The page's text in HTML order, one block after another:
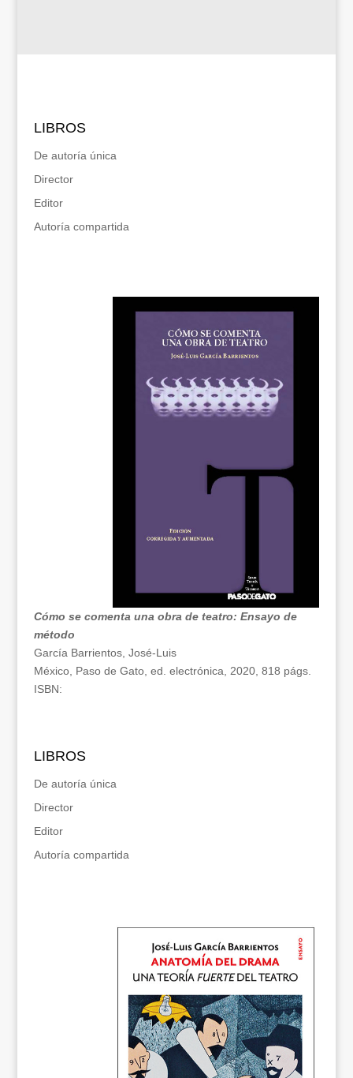
LIBROS
De autoría única
Director
Editor
Autoría compartida
Cómo se comenta una obra de teatro: Ensayo de
método
García Barrientos, José-Luis
México, Paso de Gato, ed. electrónica, 2020, 818 págs.
ISBN:
LIBROS
De autoría única
Director
Editor
Autoría compartida